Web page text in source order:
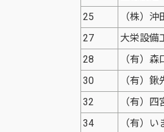
25
（株）沖
27
大栄設備
28
（有）
30
（有）鍬
32
（有）四
34
（有）